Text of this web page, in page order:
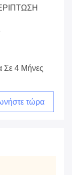
Σε 4 Μήνες
τώρα